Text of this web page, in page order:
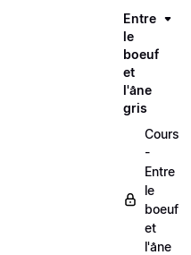
Entre
le
boeuf
et
l'âne
gris
Cours
-
Entre
le
boeuf
et
l'âne